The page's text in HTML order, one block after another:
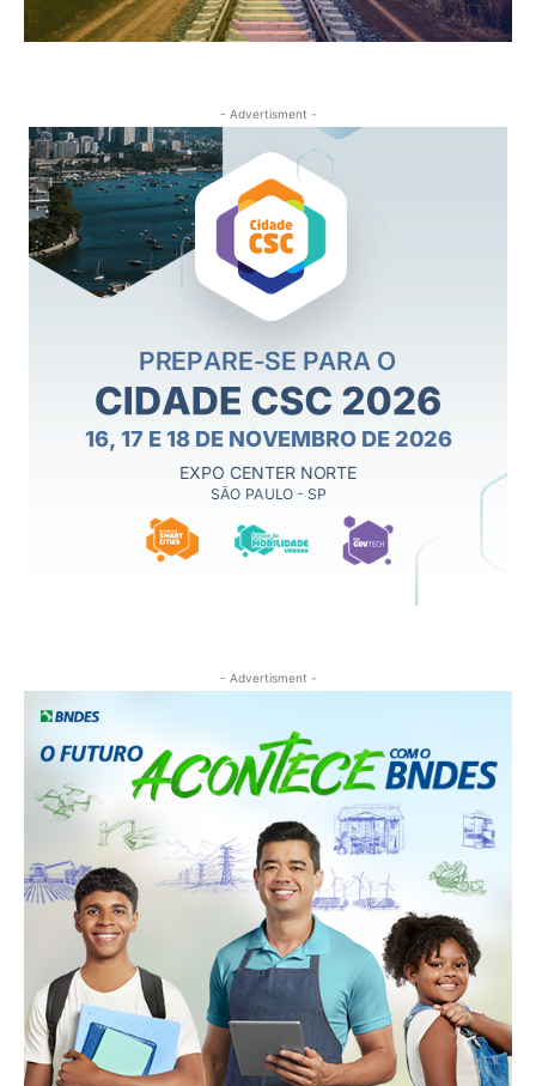
- Advertisment -
- Advertisment -